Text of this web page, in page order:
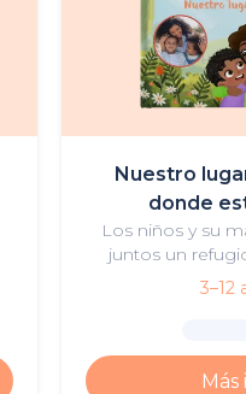
Nuestro
donde
Los niños y su
juntos un
gracias al trabajo
3–12
Más